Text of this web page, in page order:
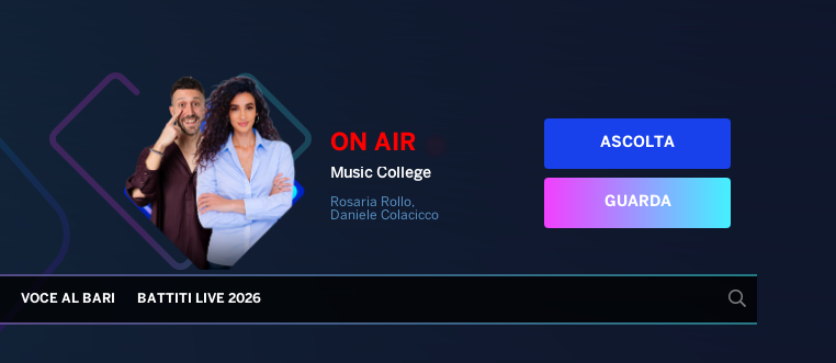
ON AIR
Music College
Rosaria Rollo,
Daniele Colacicco
ASCOLTA
GUARDA
VOCE AL BARI BATTITI LIVE 2026